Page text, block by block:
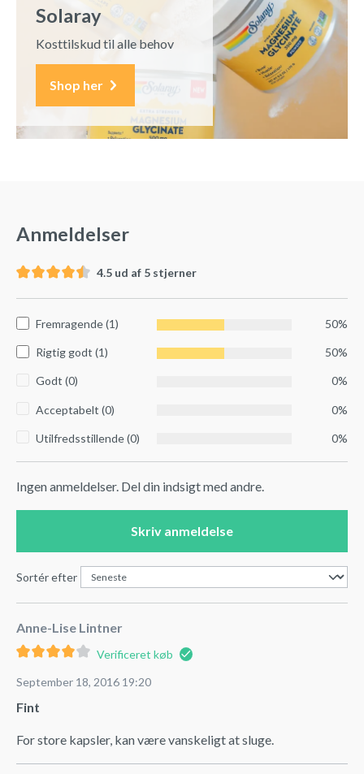
Solaray
Kosttilskud til alle behov
Shop her
Anmeldelser
4.5 ud af 5 stjerner
Fremragende (1) 50%
Rigtig godt (1) 50%
Godt (0) 0%
Acceptabelt (0) 0%
Utilfredsstillende (0) 0%
Ingen anmeldelser. Del din indsigt med andre.
Skriv anmeldelse
Sortér efter
Anne-Lise Lintner
Verificeret køb
September 18, 2016 19:20
Fint
For store kapsler, kan være vanskeligt at sluge.